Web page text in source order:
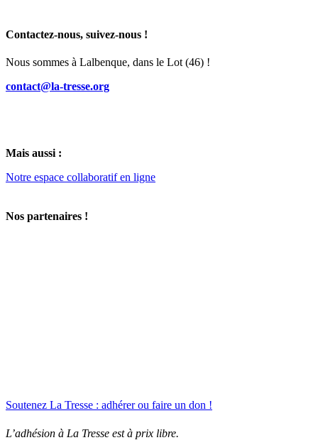
Contactez-nous, suivez-nous !
Nous sommes à Lalbenque, dans le Lot (46) !
contact@la-tresse.org
Mais aussi :
Notre espace collaboratif en ligne
Nos partenaires !
Soutenez La Tresse : adhérer ou faire un don !
L’adhésion à La Tresse est à prix libre.